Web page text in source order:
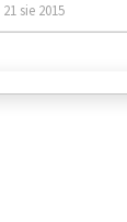
21 sie 2015